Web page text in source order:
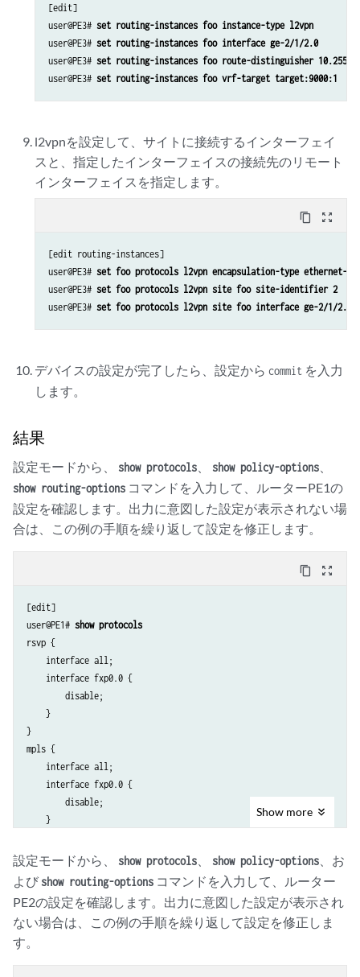
[edit]
user@PE3# set routing-instances foo instance-type l2vpn
user@PE3# set routing-instances foo interface ge-2/1/2.0
user@PE3# set routing-instances foo route-distinguisher
user@PE3# set routing-instances foo vrf-target target:9000:1
l2vpnを設定して、サイトに接続するインターフェイ
スと、指定したインターフェイスの接続先のリモート
インターフェイスを指定します。
content_copy zoom_out_map
[edit routing-instances]
user@PE3# set foo protocols l2vpn encapsulation-type ethernet-
user@PE3# set foo protocols l2vpn site foo site-identifier 2
user@PE3# set foo protocols l2vpn site foo interface ge-2/1/2.0
デバイスの設定が完了したら、設定から commit を入力
します。
結果
設定モードから、 show protocols show policy-options
show routing-options コマンドを入力して、ルーターPE1の
設定を確認します。出力に意図した設定が表示されない場
合は、この例の手順を繰り返して設定を修正します。
content_copy zoom_out_map
[edit]
user@PE1# show protocols
rsvp {
    interface all;
    interface fxp0.0 {
        disable;
    }
}
mpls {
    interface all;
    interface fxp0.0 {
        disable;
    }
        context-identifier 198.51.100.3 {
            advertise-mode stub-alias;
        }
        traceoptions {
            file ep size 100m;
Show more
設定モードから、 show protocols show policy-options 、お
よび show routing-options コマンドを入力して、ルーター
PE2の設定を確認します。出力に意図した設定が表示され
ない場合は、この例の手順を繰り返して設定を修正しま
す。